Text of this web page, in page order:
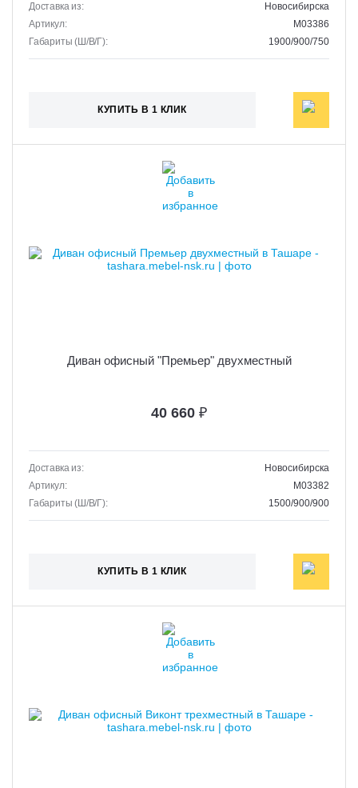
Доставка из:
Новосибирска
Артикул:
M03386
Габариты (Ш/В/Г):
1900/900/750
КУПИТЬ В 1 КЛИК
Диван офисный "Премьер" двухместный
40 660 ₽
Доставка из:
Новосибирска
Артикул:
M03382
Габариты (Ш/В/Г):
1500/900/900
КУПИТЬ В 1 КЛИК